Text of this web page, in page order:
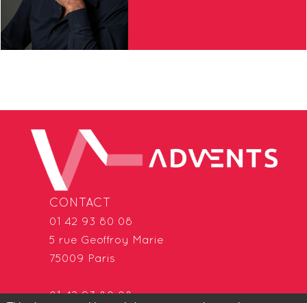
CONTACT
01 42 93 80 08
5 rue Geoffroy Marie
75009 Paris
01 42 93 80 08